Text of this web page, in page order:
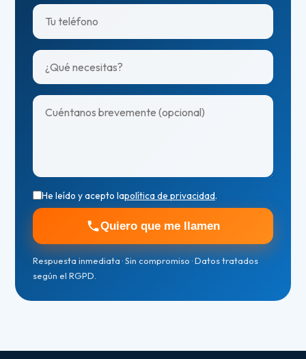
He leído y acepto lapolítica de privacidad.
Quiero que me llamen
Respuesta inmediata · Sin compromiso · Datos tratados
según el RGPD.